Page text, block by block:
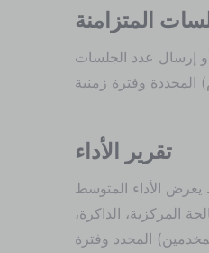
المتزامنة
إرسال عدد الجلسات
تقرير الأداء
يعرض الأداء المتوسط
المركزية، الذاكرة،
المحدد وفترة